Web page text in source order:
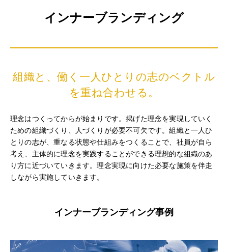
インナーブランディング
組織と、働く一人ひとりの志のベクトル
を重ね合わせる。
理念はつくってからが始まりです。掲げた理念を実現していく
ための組織づくり、人づくりが必要不可欠です。組織と一人ひ
とりの志が、重なる状態や仕組みをつくることで、社員が自ら
考え、主体的に理念を実践することができる理想的な組織のあ
り方に近づいていきます。理念実現に向けた必要な施策を伴走
しながら実施していきます。
インナーブランディング事例